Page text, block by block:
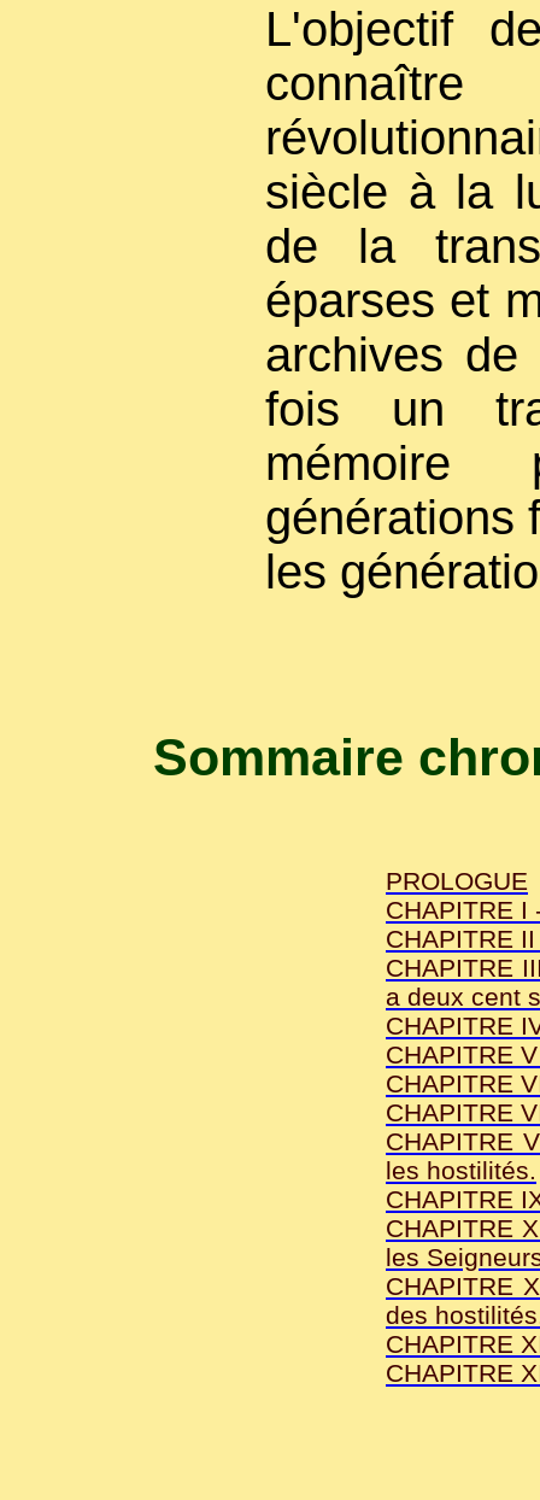
L'objectif
siècle à la
de la
éparses et
archives
fois un
mémoire
générations
les
Sommaire
PROLOGUE
CHAPITRE I
CHAPITRE
CHAPITRE
a deux cent
CHAPITRE
CHAPITRE
CHAPITRE
CHAPITRE
CHAPITRE
les hostilités.
CHAPITRE
CHAPITRE
les
CHAPITRE
des
CHAPITRE
CHAPITRE